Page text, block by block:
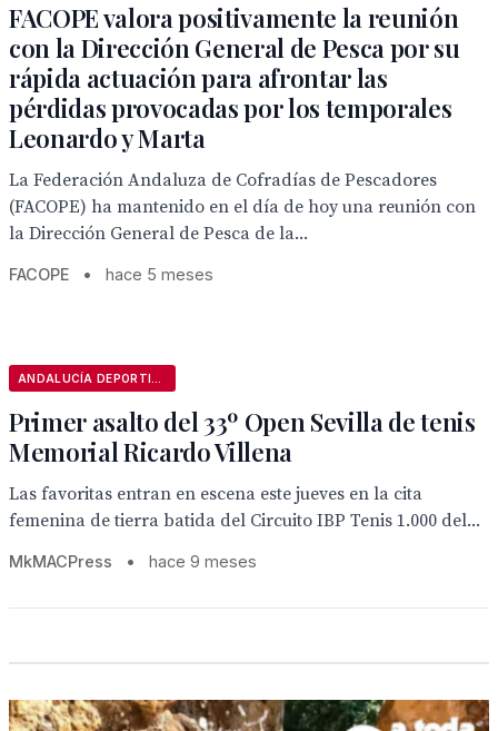
FACOPE valora positivamente la reunión
con la Dirección General de Pesca por su
rápida actuación para afrontar las
pérdidas provocadas por los temporales
Leonardo y Marta
La Federación Andaluza de Cofradías de Pescadores
(FACOPE) ha mantenido en el día de hoy una reunión con
la Dirección General de Pesca de la...
FACOPE • hace 5 meses
Primer asalto del 33º Open Sevilla de tenis
Memorial Ricardo Villena
Las favoritas entran en escena este jueves en la cita
femenina de tierra batida del Circuito IBP Tenis 1.000 del...
MkMACPress • hace 9 meses